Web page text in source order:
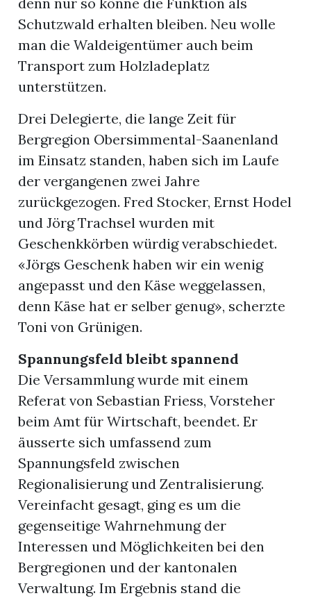
Schutzwald erhalten bleiben. Neu wolle
man die Waldeigentümer auch beim
Transport zum Holzladeplatz
unterstützen.
Drei Delegierte, die lange Zeit für
Bergregion Obersimmental-Saanenland
im Einsatz standen, haben sich im Laufe
der vergangenen zwei Jahre
zurückgezogen. Fred Stocker, Ernst Hodel
und Jörg Trachsel wurden mit
Geschenkkörben würdig verabschiedet.
«Jörgs Geschenk haben wir ein wenig
angepasst und den Käse weggelassen,
denn Käse hat er selber genug», scherzte
Toni von Grünigen.
Spannungsfeld bleibt spannend
Die Versammlung wurde mit einem
Referat von Sebastian Friess, Vorsteher
beim Amt für Wirtschaft, beendet. Er
äusserte sich umfassend zum
Spannungsfeld zwischen
Regionalisierung und Zentralisierung.
Vereinfacht gesagt, ging es um die
gegenseitige Wahrnehmung der
Interessen und Möglichkeiten bei den
Bergregionen und der kantonalen
Verwaltung. Im Ergebnis stand die